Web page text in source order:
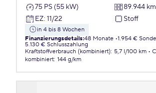
75 PS (55 kW)
89.944 km
EZ: 11/22 Stoff
in 4 bis 8 Wochen
Finanzierungsdetails:48 Monate 1.954 €
5.130 € Schlusszahlung
Kraftstoffverbrauch (kombiniert): 5,7 l/100 km
kombiniert: 144 g/km